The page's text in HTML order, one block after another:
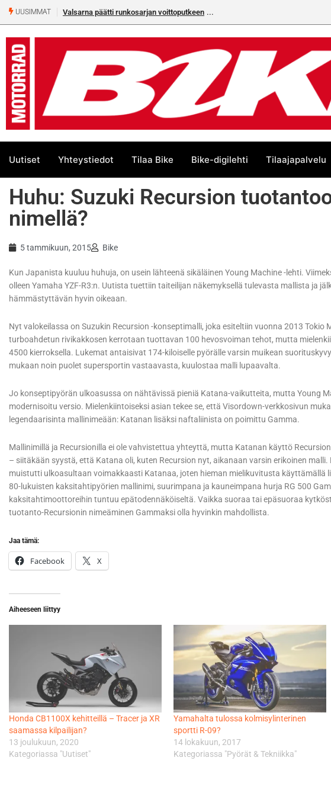
UUSIMMAT Valsarna päätti runkosarjan voittoputkeen
Uutiset Yhteystiedot Tilaa Bike Bike-digilehti Tilaajapalvelu
Huhu: Suzuki Recursion
nimellä?
5 tammikuun, 2015 Bike
Kun Japanista kuuluu huhuja, on usein lähteenä sikäläinen Young Machine -lehti.
olleen Yamaha YZF-R3:n. Uutista tuettiin taiteilijan näkemyksellä tulevasta mallista ja
hämmästyttävän hyvin oikeaan.
Nyt valokeilassa on Suzukin Recursion -konseptimalli, joka esiteltiin vuonna 2013
turboahdetun rivikakkosen kerrotaan tuottavan 100 hevosvoiman tehot, mutta
4500 kierroksella. Lukemat antaisivat 174-kiloiselle pyörälle varsin muikean
mukaan noin puolet supersportin vastaavasta, kuulostaa malli lupaavalta.
Jo konseptipyörän ulkoasussa on nähtävissä pieniä Katana-vaikutteita, mutta Young
modernisoitu versio. Mielenkiintoiseksi asian tekee se, että Visordown-verkkosivun
legendaarisinta mallinimeään: Katanan lisäksi naftaliinista on poimittu Gamma.
Mallinimillä ja Recursionilla ei ole vahvistettua yhteyttä, mutta Katanan käyttö
– siitäkään syystä, että Katana oli, kuten Recursion nyt, aikanaan varsin erikoinen
muistutti ulkoasultaan voimakkaasti Katanaa, joten hieman mielikuvitusta käyttämällä
80-lukuisten kaksitahtipyörien mallinimi, suurimpana ja kauneimpana hurja RG 500
kaksitahtimoottoreihin tuntuu epätodennäköiseltä. Vaikka suoraa tai epäsuoraa
tuotanto-Recursionin nimeäminen Gammaksi olla hyvinkin mahdollista.
Jaa tämä:
Facebook X
Aiheeseen liittyy
Honda CB1100X kehitteillä – Tracer ja XR
saamassa kilpailijan?
13 joulukuun, 2020
Kategoriassa "Uutiset"
Yamahalta tulossa kolmisylinterinen
sportti R-09?
14 lokakuun, 2017
Kategoriassa "Pyörät & Tekniikka"